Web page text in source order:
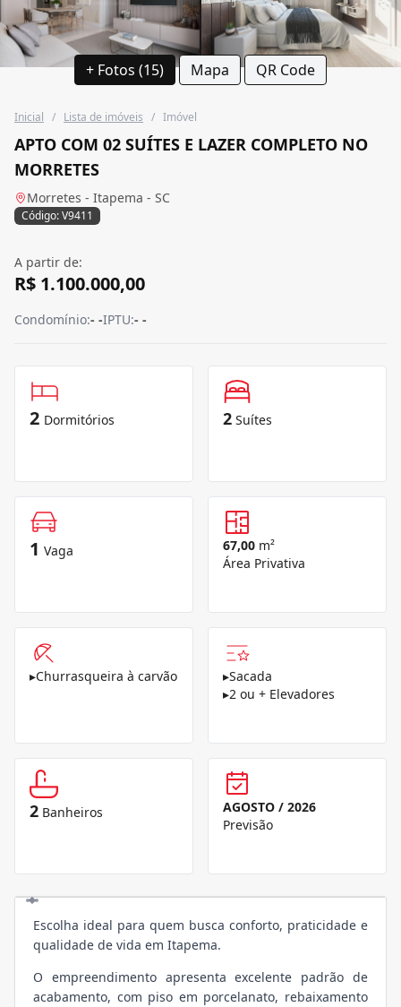
+ Fotos (15) Mapa QR Code
Inicial / Lista de imóveis / Imóvel
APTO COM 02 SUÍTES E LAZER COMPLETO NO
MORRETES
Morretes - Itapema - SC
Código: V9411
A partir de:
R$ 1.100.000,00
Condomínio:- -IPTU:- -
2 Dormitórios 2 Suítes
1 Vaga 67,00 m²
Área Privativa
▸Churrasqueira à carvão ▸Sacada
▸2 ou + Elevadores
2 Banheiros
AGOSTO / 2026
Previsão
Escolha ideal para quem busca conforto, praticidade e
qualidade de vida em Itapema.
O empreendimento apresenta excelente padrão de
acabamento, com piso em porcelanato, rebaixamento